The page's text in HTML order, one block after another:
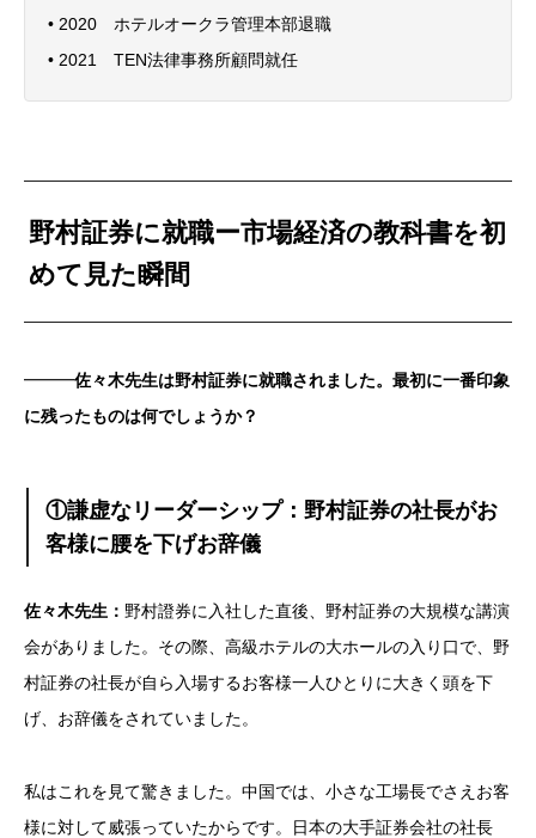
• 2020 ホテルオークラ管理本部退職
• 2021 TEN法律事務所顧問就任
野村証券に就職ー市場経済の教科書を初
めて見た瞬間
━━━佐々木先生は野村証券に就職されました。最初に一番印象
に残ったものは何でしょうか？
①謙虚なリーダーシップ：野村証券の社長がお
客様に腰を下げお辞儀
佐々木先生： 野村證券に入社した直後、野村証券の大規模な講演
会がありました。その際、高級ホテルの大ホールの入り口で、野
村証券の社長が自ら入場するお客様一人ひとりに大きく頭を下
げ、お辞儀をされていました。
私はこれを見て驚きました。中国では、小さな工場長でさえお客
様に対して威張っていたからです。日本の大手証券会社の社長